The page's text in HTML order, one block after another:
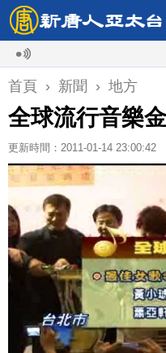
首頁 › 新聞 › 地方
全球流行音樂
更新時間：2011-01-14 23:00:42